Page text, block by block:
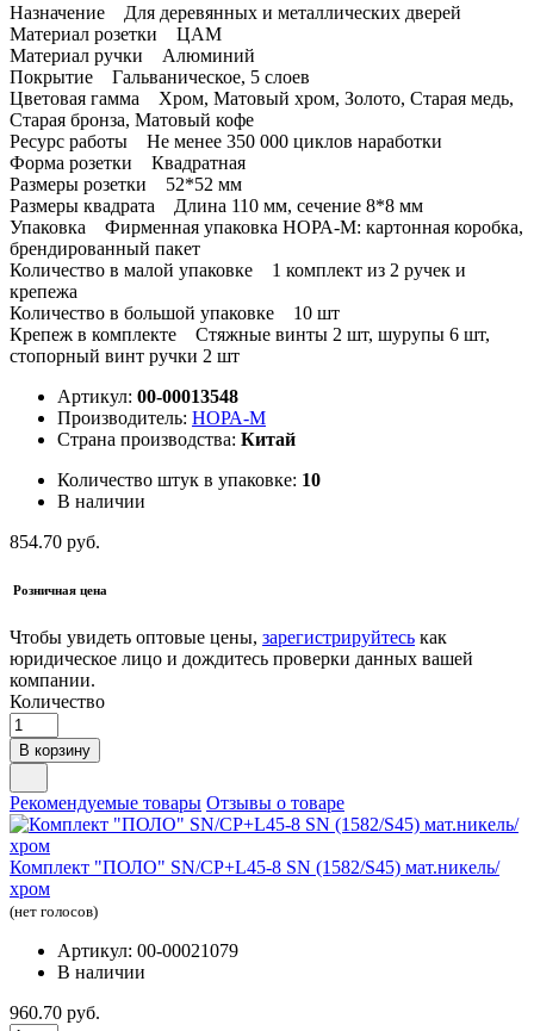
Назначение Для деревянных и металлических дверей
Материал розетки ЦАМ
Материал ручки Алюминий
Покрытие Гальваническое, 5 слоев
Цветовая гамма Хром, Матовый хром, Золото, Старая медь,
Старая бронза, Матовый кофе
Ресурс работы Не менее 350 000 циклов наработки
Форма розетки Квадратная
Размеры розетки 52*52 мм
Размеры квадрата Длина 110 мм, сечение 8*8 мм
Упаковка Фирменная упаковка НОРА-М: картонная коробка,
брендированный пакет
Количество в малой упаковке 1 комплект из 2 ручек и
крепежа
Количество в большой упаковке 10 шт
Крепеж в комплекте Стяжные винты 2 шт, шурупы 6 шт,
стопорный винт ручки 2 шт
Артикул: 00-00013548
Производитель: НОРА-М
Страна производства: Китай
Количество штук в упаковке: 10
В наличии
854.70 руб.
Розничная цена
Чтобы увидеть оптовые цены, зарегистрируйтесь как
юридическое лицо и дождитесь проверки данных вашей
компании.
Количество
В корзину
Рекомендуемые товары Отзывы о товаре
Комплект "ПОЛО" SN/CP+L45-8 SN (1582/S45) мат.никель/
хром
(нет голосов)
Артикул: 00-00021079
В наличии
960.70 руб.